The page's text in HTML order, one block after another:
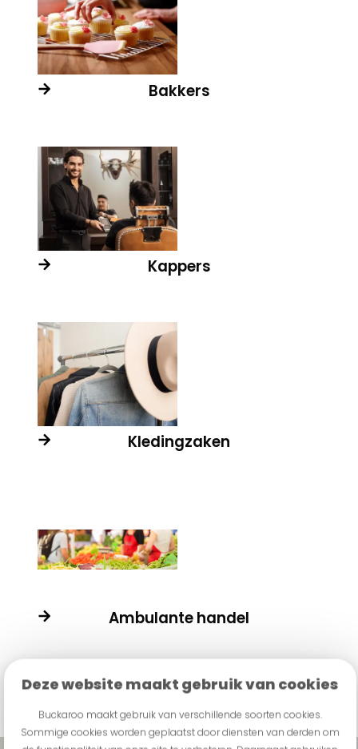
Deze website maakt gebruik van cookies
Buckaroo maakt gebruik van verschillende soorten cookies.
Sommige cookies worden geplaatst door diensten van derden om
Bakkers
Kappers
Kledingzaken
Ambulante handel